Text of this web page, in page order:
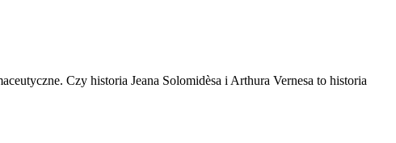
Czy historia Jeana Solomidèsa i Arthura Vernesa to historia